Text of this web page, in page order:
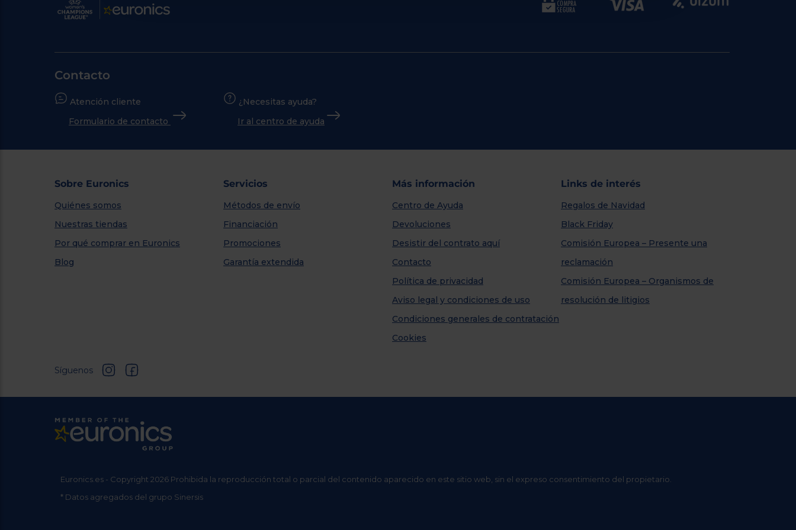
Contacto
Atención cliente
Formulario de contacto
¿Necesitas ayuda?
Ir al centro de ayuda
Sobre Euronics
Quiénes somos
Nuestras tiendas
Por qué comprar en Euronics
Blog
Servicios
Métodos de envío
Financiación
Promociones
Garantía extendida
Más información
Centro de Ayuda
Devoluciones
Desistir del contrato aquí
Contacto
Política de privacidad
Aviso legal y condiciones de uso
Condiciones generales de contratación
Cookies
Links de interés
Regalos de Navidad
Black Friday
Comisión Europea – Presente una
reclamación
Comisión Europea – Organismos de
resolución de litigios
Síguenos
Euronics.es - Copyright 2026 Prohibida la reproducción total o parcial del contenido aparecido en este sitio web, sin el expreso consentimiento del propietario.
* Datos agregados del grupo Sinersis